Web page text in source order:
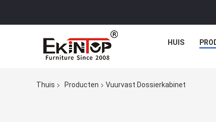
HUIS
Thuis Producten Vuurvast Dossierkabinet